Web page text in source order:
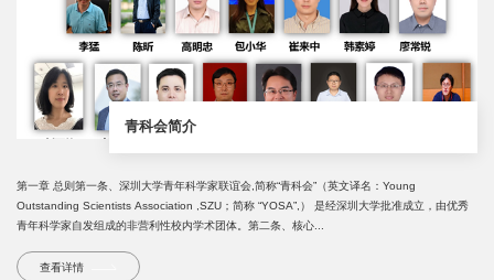
青科会简介
第一章 总则第一条、深圳大学青年科学家联谊会,简称“青科会”（英文译名：Young
Outstanding Scientists Association ,SZU；简称 “YOSA”,） 是经深圳大学批准成立，由优秀
青年科学家自发组成的非营利性校内学术团体。第二条、核心...
查看详情